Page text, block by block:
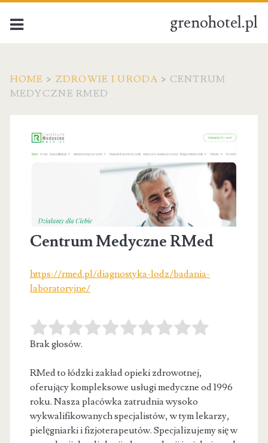
grenohotel.pl
HOME > ZDROWIE I URODA > CENTRUM
MEDYCZNE RMED
Centrum Medyczne RMed
https://rmed.pl/diagnostyka-lodz/badania-
laboratoryjne/
Brak głosów.
RMed to łódzki zakład opieki zdrowotnej,
oferujący kompleksowe usługi medyczne od 1996
roku. Nasza placówka zatrudnia wysoko
wykwalifikowanych specjalistów, wtym lekarzy,
pielęgniarki i fizjoterapeutów. Specjalizujemy się w